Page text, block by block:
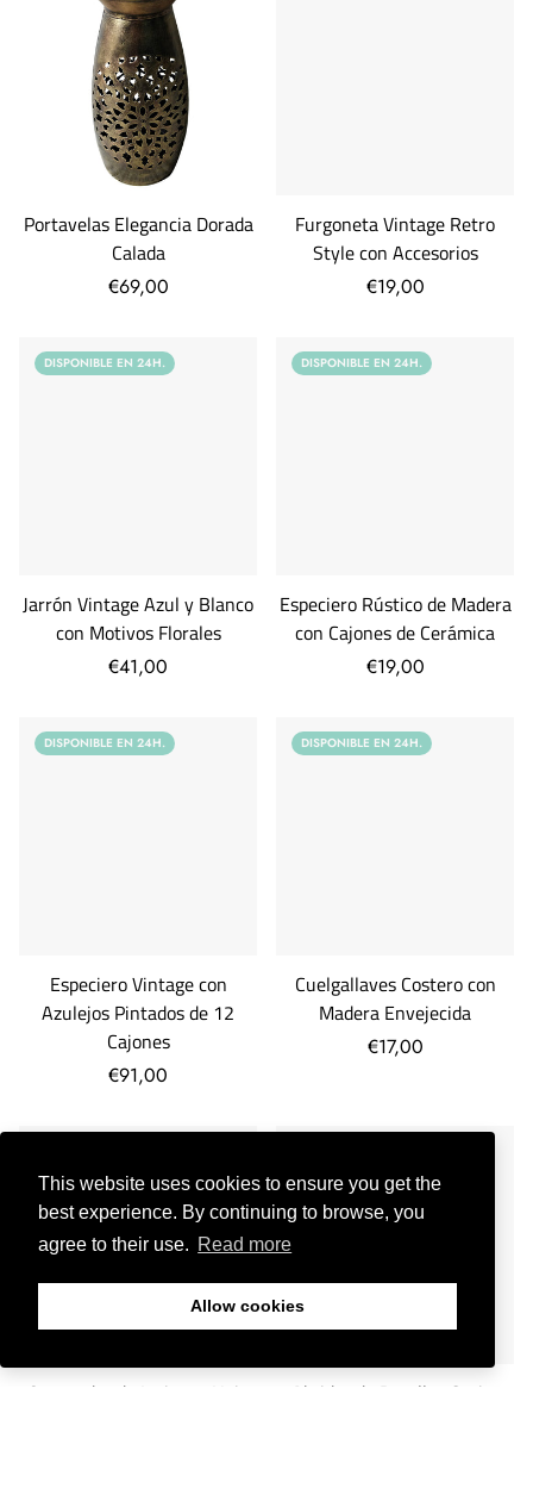
This website uses cookies to ensure you get the
best experience. By continuing to browse, you
agree to their use. Read more
Allow cookies
Portavelas Elegancia Dorada
Calada
€69,00
Furgoneta Vintage Retro
Style con Accesorios
€19,00
DISPONIBLE EN 24H.
Jarrón Vintage Azul y Blanco
con Motivos Florales
€41,00
DISPONIBLE EN 24H.
Especiero Rústico de Madera
con Cajones de Cerámica
€19,00
DISPONIBLE EN 24H.
Especiero Vintage con
Azulejos Pintados de 12
Cajones
€91,00
DISPONIBLE EN 24H.
Cuelgallaves Costero con
Madera Envejecida
€17,00
Quemador de Incienso Hoja
Abridor de Botellas Casita